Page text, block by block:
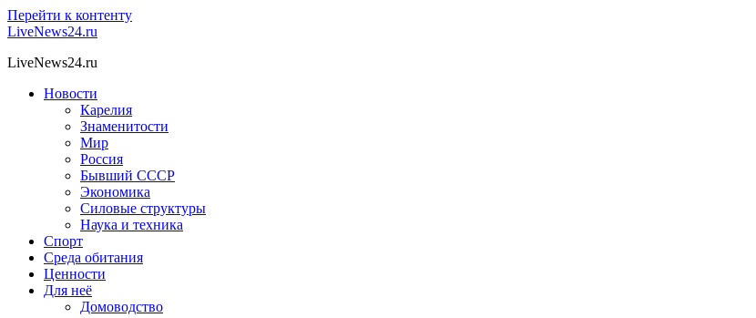
Перейти к контенту
LiveNews24.ru
LiveNews24.ru
Новости
Карелия
Знаменитости
Мир
Россия
Бывший СССР
Экономика
Силовые структуры
Наука и техника
Спорт
Среда обитания
Ценности
Для неё
Домоводство